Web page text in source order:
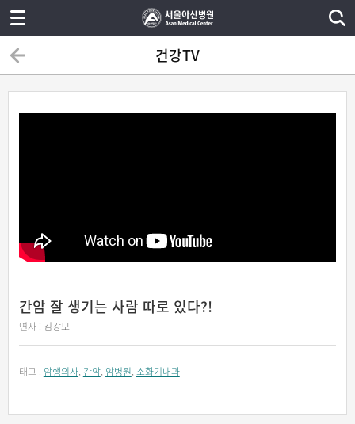
건강TV
간암 잘 생기는 사람 따로 있다?!
연자 : 김강모
태그 : 암행의사, 간암, 암병원, 소화기내과